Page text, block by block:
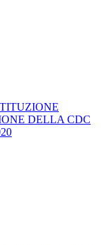
DELLA CDC